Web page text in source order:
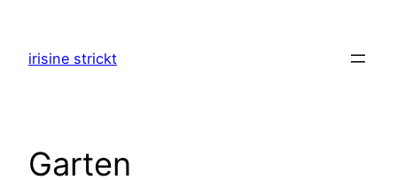
springen
irisine strickt
Garten